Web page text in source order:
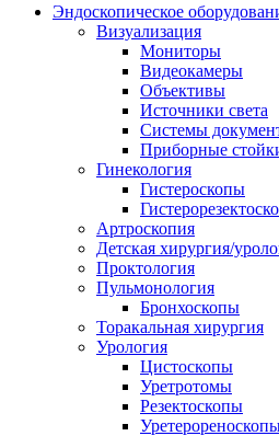
Эндоскопическое
Визуализация
Мониторы
Видеокамеры
Объективы
Источники света
Системы
Приборные
Гинекология
Гистероскопы
Артроскопия
Детская хирургия/
Проктология
Пульмонология
Бронхоскопы
Торакальная хирургия
Урология
Цистоскопы
Уретротомы
Резектоскопы